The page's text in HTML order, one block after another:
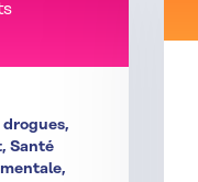
Santé